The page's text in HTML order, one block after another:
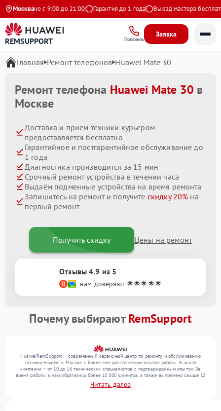
Москвас 9:00 до 21:00 Гарантия до 1 года Выезд мастера бесплатно
REMSUPPORT Позвонить
Заявка
Главная Ремонт телефонов Huawei Mate 30
Ремонт телефона Huawei Mate 30 в
Москве
Доставка и приём техники курьером
предоставляется бесплатно
Гарантийное и постгарантийное обслуживание до
1 года
Диагностика производится за 15 мин
Срочный ремонт устройства в течении часа
Выдаём подменные устройства на время ремонта
Запишитесь на ремонт и получите скидку 20% на
первый ремонт
Получить скидку Цены на ремонт
Отзывы 4.9 из 5
нам доверяют 🌟🌟🌟🌟🌟
Почему выбираютRemSupport
HuaweiRemSupport — современный сервисный центр по ремонту и обслуживанию
техники Huawei в Москве с более чем десятилетним опытом работы. В штате
компании — от 10 до 16 технических специалистов с подтвержденным опытом. За
время работы к нам обратились более 10 000 клиентов, а также выполнено свыше 12
000 ремонтов. Ежемесячно в сервисный центр поступает свыше 300 единиц техники,
включая , , . Мы устраняем поломки любой сложности и гарантируем высокое
Читать далее